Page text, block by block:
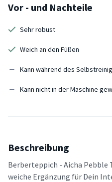
Vor - und Nachteile
Sehr robust
Weich an den Füßen
Kann während des
Kann nicht in der Maschine
Beschreibung
Berberteppich - Aicha
weiche Ergänzung für Dein